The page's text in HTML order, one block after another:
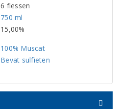
6 flessen
750 ml
15,00%
100% Muscat
Bevat sulfieten